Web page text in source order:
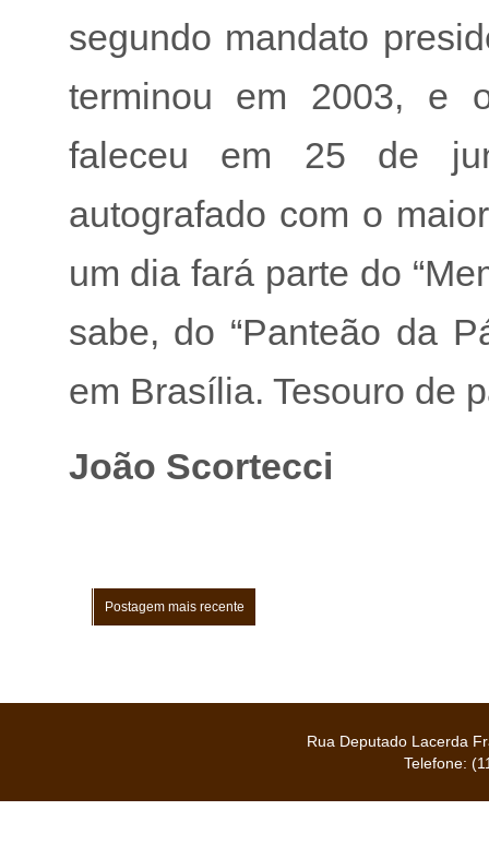
segundo mandato
terminou em 2003, e
faleceu em 25 de
autografado com o
um dia fará parte do
sabe, do “Panteão da
em Brasília. Tesouro de
João Scortecci
Postagem mais recente
Rua Deputado Lacerda
Telefone: